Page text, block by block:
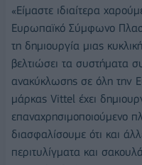
«Είμαστε ιδιαίτερα
Ευρωπαϊκό Σύμφωνο
τη δημιουργία μιας
βελτιώσει τα συστήματα
ανακύκλωσης σε όλη την
μάρκας Vittel έχει
επαναχρησιμοποιούμενο
διασφαλίσουμε ότι και
περιτυλίγματα και